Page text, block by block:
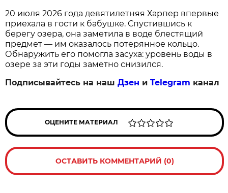
20 июля 2026 года девятилетняя Харпер впервые
приехала в гости к бабушке. Спустившись к
берегу озера, она заметила в воде блестящий
предмет — им оказалось потерянное кольцо.
Обнаружить его помогла засуха: уровень воды в
озере за эти годы заметно снизился.
Подписывайтесь на нашДзен иTelegram канал
ОЦЕНИТЕ МАТЕРИАЛ
ОСТАВИТЬ КОММЕНТАРИЙ (0)